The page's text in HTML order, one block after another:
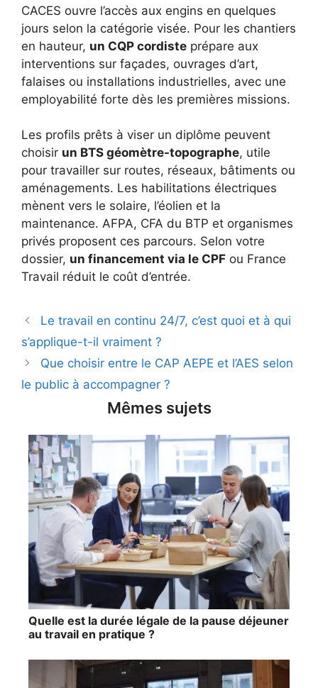
CACES ouvre l’accès aux engins en quelques
jours selon la catégorie visée. Pour les chantiers
en hauteur, un CQP cordiste prépare aux
interventions sur façades, ouvrages d’art,
falaises ou installations industrielles, avec une
employabilité forte dès les premières missions.
Les profils prêts à viser un diplôme peuvent
choisir un BTS géomètre-topographe, utile
pour travailler sur routes, réseaux, bâtiments ou
aménagements. Les habilitations électriques
mènent vers le solaire, l’éolien et la
maintenance. AFPA, CFA du BTP et organismes
privés proposent ces parcours. Selon votre
dossier, un financement via le CPF ou France
Travail réduit le coût d’entrée.
Le travail en continu 24/7, c’est quoi et à qui
s’applique-t-il vraiment ?
Que choisir entre le CAP AEPE et l’AES selon
le public à accompagner ?
Mêmes sujets
Quelle est la durée légale de la pause déjeuner
au travail en pratique ?